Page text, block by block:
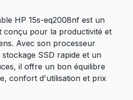
HP 15s-eq2008nf est un
conçu pour la productivité et
Avec son processeur
SSD rapide et un
il offre un bon équilibre
confort d'utilisation et prix